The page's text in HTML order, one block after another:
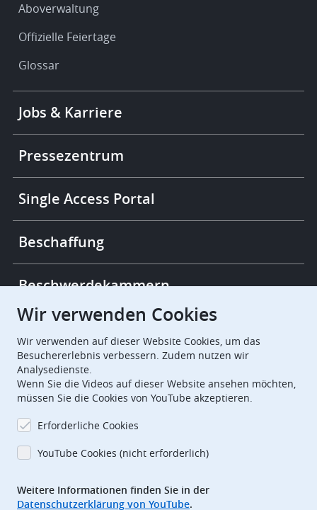
Aboverwaltung
Offizielle Feiertage
Glossar
More
links
Jobs & Karriere
Pressezentrum
Single Access Portal
Beschaffung
Beschwerdekammern
EuropeanPatentOffice
EPO Procurement
TheEPO
Wir verwenden Cookies
Wir verwenden auf dieser Website Cookies, um das
Besuchererlebnis verbessern. Zudem nutzen wir
Analysedienste.
Wenn Sie die Videos auf dieser Website ansehen möchten,
müssen Sie die Cookies von YouTube akzeptieren.
Erforderliche Cookies
YouTube Cookies (nicht erforderlich)
Weitere Informationen finden Sie in der
Datenschutzerklärung von YouTube.